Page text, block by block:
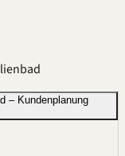
– Kundenplanung